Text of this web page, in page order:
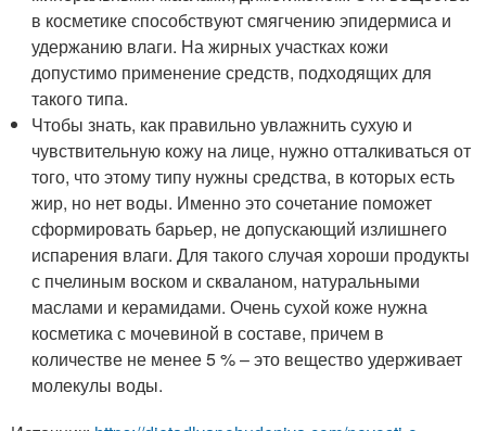
в косметике способствуют смягчению эпидермиса и
удержанию влаги. На жирных участках кожи
допустимо применение средств, подходящих для
такого типа.
Чтобы знать, как правильно увлажнить сухую и
чувствительную кожу на лице, нужно отталкиваться от
того, что этому типу нужны средства, в которых есть
жир, но нет воды. Именно это сочетание поможет
сформировать барьер, не допускающий излишнего
испарения влаги. Для такого случая хороши продукты
с пчелиным воском и скваланом, натуральными
маслами и керамидами. Очень сухой коже нужна
косметика с мочевиной в составе, причем в
количестве не менее 5 % – это вещество удерживает
молекулы воды.